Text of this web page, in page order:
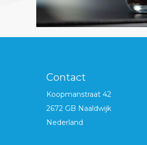
Contact
Koopmanstraat 42
2672 GB Naaldwijk
Nederland